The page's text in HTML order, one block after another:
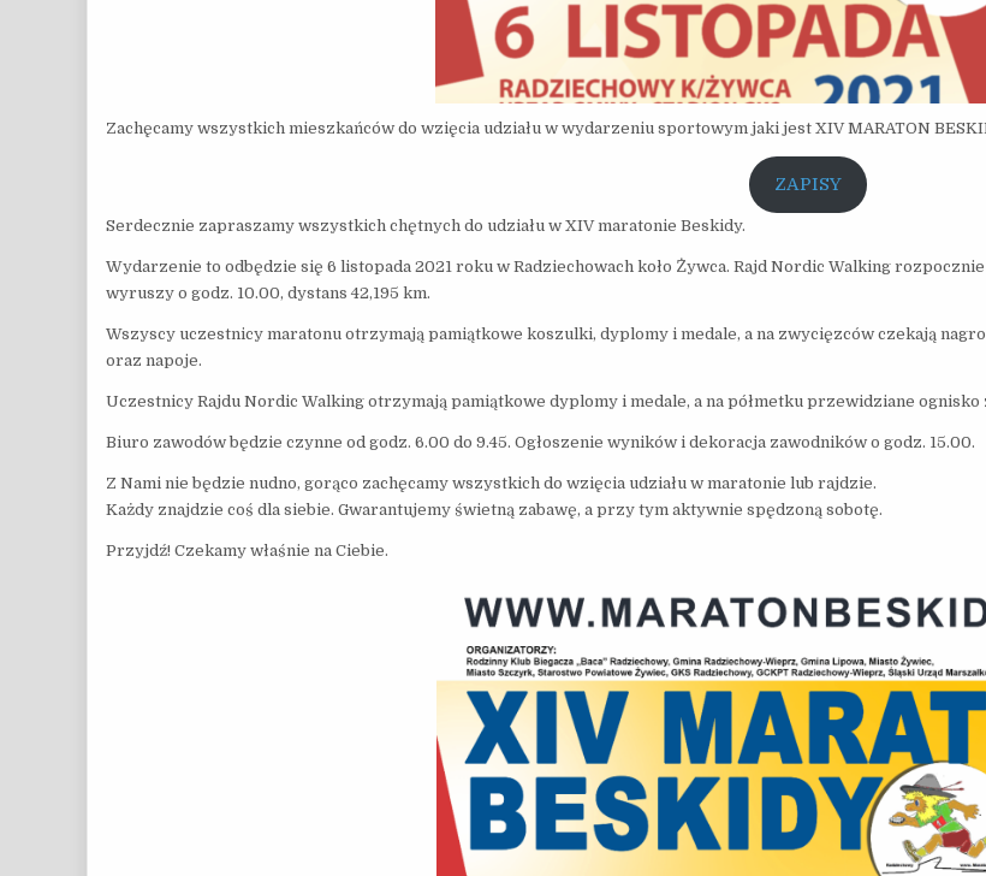
Zachęcamy wszystkich mieszkańców do wzięcia udziału w wydarzeniu sportowym jaki jest XIV MARATON
ZAPISY
Serdecznie zapraszamy wszystkich chętnych do udziału w XIV maratonie Beskidy.
Wydarzenie to odbędzie się 6 listopada 2021 roku w Radziechowach koło Żywca. Rajd Nordic Walking
wyruszy o godz. 10.00, dystans 42,195 km.
Wszyscy uczestnicy maratonu otrzymają pamiątkowe koszulki, dyplomy i medale, a na zwycięzców czekają
oraz napoje.
Uczestnicy Rajdu Nordic Walking otrzymają pamiątkowe dyplomy i medale, a na półmetku przewidziane ognisko
Biuro zawodów będzie czynne od godz. 6.00 do 9.45. Ogłoszenie wyników i dekoracja zawodników o godz. 15.00.
Z Nami nie będzie nudno, gorąco zachęcamy wszystkich do wzięcia udziału w maratonie lub rajdzie.
Każdy znajdzie coś dla siebie. Gwarantujemy świetną zabawę, a przy tym aktywnie spędzoną sobotę.
Przyjdź! Czekamy właśnie na Ciebie.